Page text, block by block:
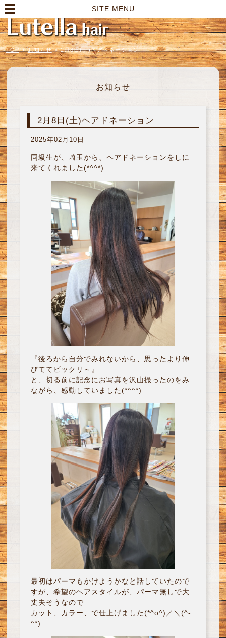
SITE MENU
TOP > お知らせ > 2月8日(土)ヘアドネーション
お知らせ
2月8日(土)ヘアドネーション
2025年02月10日
同級生が、埼玉から、ヘアドネーションをしに
来てくれました(*^^*)
『後ろから自分でみれないから、思ったより伸
びててビックリ～』
と、切る前に記念にお写真を沢山撮ったのをみ
ながら、感動していました(*^^*)
最初はパーマもかけようかなと話していたので
すが、希望のヘアスタイルが、パーマ無しで大
丈夫そうなので
カット、カラー、で仕上げました(*^o^)／＼(^-
^*)